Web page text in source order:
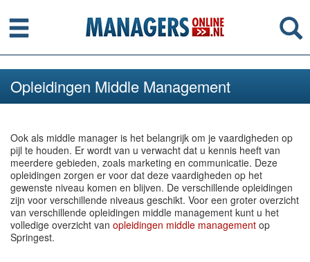
Menu
Opleidingen Middle Management
Ook als middle manager is het belangrijk om je vaardigheden op
pijl te houden. Er wordt van u verwacht dat u kennis heeft van
meerdere gebieden, zoals marketing en communicatie. Deze
opleidingen zorgen er voor dat deze vaardigheden op het
gewenste niveau komen en blijven. De verschillende opleidingen
zijn voor verschillende niveaus geschikt. Voor een groter overzicht
van verschillende opleidingen middle management kunt u het
volledige overzicht van opleidingen middle management op
Springest.